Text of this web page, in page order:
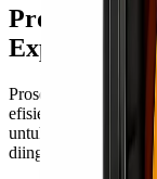
Proses
Express
Proses pengiriman
efisien. Pelanggan
untuk mendapatkan
diinginkan.